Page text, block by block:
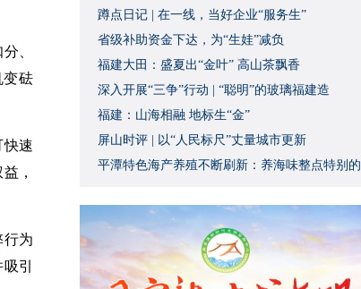
、
变砝
快速
，
行为
引
蹲点日记 | 在一线，当好企业“服务生”
省级补助资金下达，为“生娃”减负
福建大田：盛夏出“金叶” 高山茶飘香
深入开展“三争”行动 | “聪明”的玻璃福建造
福建：山海相融 地标生“金”
屏山时评 | 以“人民标尺”丈量城市更新
平潭特色海产养殖不断刷新：养海味整点特别的